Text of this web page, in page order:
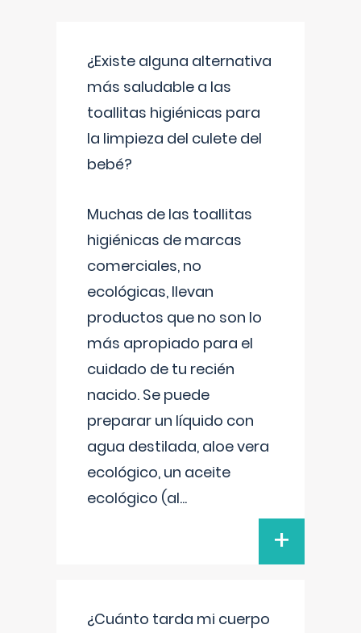
¿Existe alguna alternativa
más saludable a las
toallitas higiénicas para
la limpieza del culete del
bebé?
Muchas de las toallitas
higiénicas de marcas
comerciales, no
ecológicas, llevan
productos que no son lo
más apropiado para el
cuidado de tu recién
nacido. Se puede
preparar un líquido con
agua destilada, aloe vera
ecológico, un aceite
ecológico (al...
+
¿Cuánto tarda mi cuerpo